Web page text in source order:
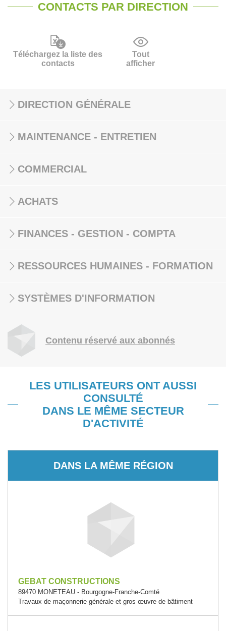
CONTACTS PAR DIRECTION
Téléchargez la liste des
contacts
Tout
afficher
DIRECTION GÉNÉRALE
MAINTENANCE - ENTRETIEN
COMMERCIAL
ACHATS
FINANCES - GESTION - COMPTA
RESSOURCES HUMAINES - FORMATION
SYSTÈMES D'INFORMATION
Contenu réservé aux abonnés
LES UTILISATEURS ONT AUSSI
CONSULTÉ
DANS LE MÊME SECTEUR
D'ACTIVITÉ
DANS LA MÊME RÉGION
GEBAT CONSTRUCTIONS
89470 MONETEAU - Bourgogne-Franche-Comté
Travaux de maçonnerie générale et gros œuvre de bâtiment